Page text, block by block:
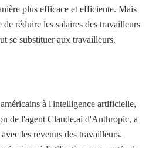
plus efficace et efficiente. Mais
réduire les salaires des travailleurs
se substituer aux travailleurs.
à l'intelligence artificielle,
de l'agent Claude.ai d'Anthropic, a
les revenus des travailleurs.